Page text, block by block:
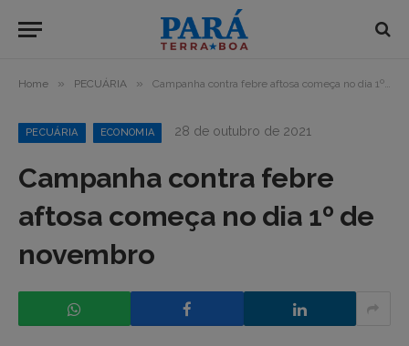
Home » PECUÁRIA » Campanha contra febre aftosa começa no dia 1º de novembro
PECUÁRIA ECONOMIA 28 de outubro de 2021
Campanha contra febre
aftosa começa no dia 1º de
novembro